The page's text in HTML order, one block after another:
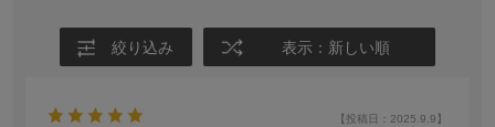
絞り込み 表示：新しい順
【投稿日：2025.9.9】